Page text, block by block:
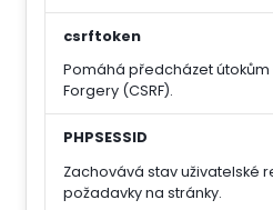
csrftoken
Pomáhá předcházet
Forgery (CSRF).
PHPSESSID
Zachovává stav uživatelské
požadavky na stránky.